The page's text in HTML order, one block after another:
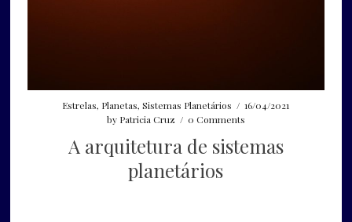
Estrelas, Planetas,Sistemas Planetários / 16/04/2021
by Patricia Cruz / 0 Comments
A arquitetura de sistemas
planetários